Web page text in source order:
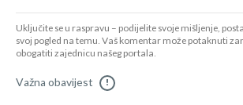
Uključite se u raspravu – podijelite svoje mišljenje,
svoj pogled na temu. Vaš komentar može potaknuti
obogatiti zajednicu našeg portala.
Važna obavijest !